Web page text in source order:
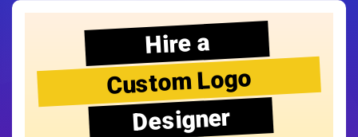
Hire a
Custom Logo
Designer